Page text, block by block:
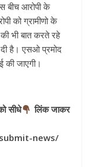
बीच आरोपी के
को ग्रामीणो के
भी बात करते रहे
दी है। एसओ प्रमोद
की जाएगी।
सीधे
लिंक जाकर
news/